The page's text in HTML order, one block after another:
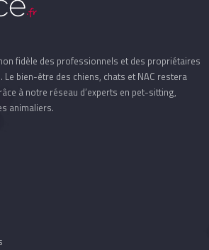
fidèle des professionnels et des propriétaires
Le bien-être des chiens, chats et NAC restera
à notre réseau d’experts en pet-sitting,
animaliers.